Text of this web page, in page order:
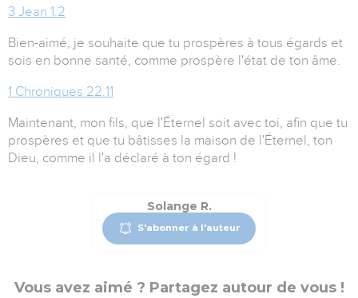
3 Jean 1.2
Bien-aimé, je souhaite que tu prospères à tous égards et
sois en bonne santé, comme prospère l'état de ton âme.
1 Chroniques 22.11
Maintenant, mon fils, que l'Éternel soit avec toi, afin que tu
prospères et que tu bâtisses la maison de l'Éternel, ton
Dieu, comme il l'a déclaré à ton égard !
Solange R.
S'abonner à l'auteur
Vous avez aimé ? Partagez autour de vous !